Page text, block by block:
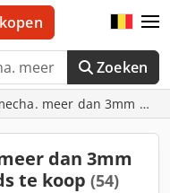
Zoeken
meer dan 3mm
dan 3mm
te koop (54)